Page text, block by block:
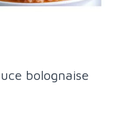
bolognaise